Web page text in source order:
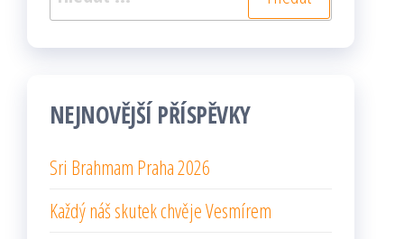
NEJNOVĚJŠÍ PŘÍSPĚVKY
Sri Brahmam Praha 2026
Každý náš skutek chvěje Vesmírem